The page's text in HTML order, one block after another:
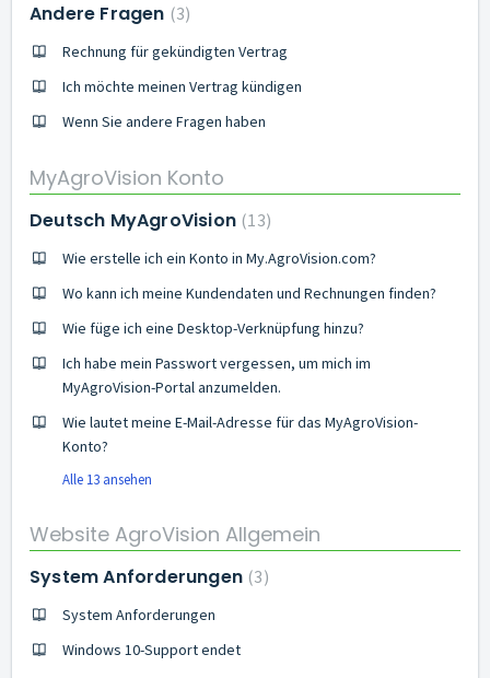
Andere Fragen 3
Rechnung für gekündigten Vertrag
Ich möchte meinen Vertrag kündigen
Wenn Sie andere Fragen haben
MyAgroVision Konto
Deutsch MyAgroVision 13
Wie erstelle ich ein Konto in My.AgroVision.com?
Wo kann ich meine Kundendaten und Rechnungen finden?
Wie füge ich eine Desktop-Verknüpfung hinzu?
Ich habe mein Passwort vergessen, um mich im
MyAgroVision-Portal anzumelden.
Wie lautet meine E-Mail-Adresse für das MyAgroVision-
Konto?
Alle 13 ansehen
Website AgroVision Allgemein
System Anforderungen 3
System Anforderungen
Windows 10-Support endet